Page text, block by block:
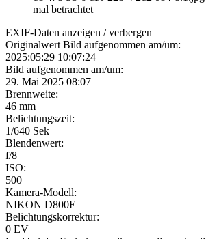
mal betrachtet
EXIF-Daten anzeigen / verbergen
Originalwert Bild aufgenommen am/um:
2025:05:29 10:07:24
Bild aufgenommen am/um:
29. Mai 2025 08:07
Brennweite:
46 mm
Belichtungszeit:
1/640 Sek
Blendenwert:
f/8
ISO:
500
Kamera-Modell:
NIKON D800E
Belichtungskorrektur:
0 EV